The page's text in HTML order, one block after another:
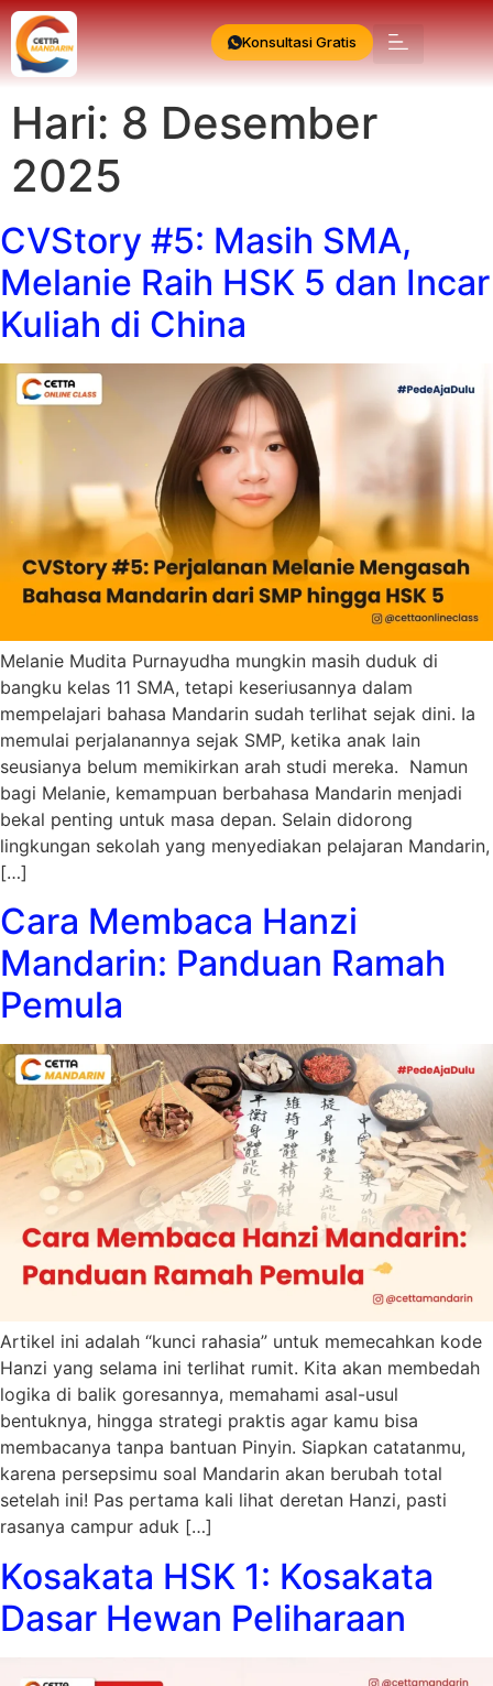
Konsultasi Gratis
Hari: 8 Desember
2025
CVStory #5: Masih SMA,
Melanie Raih HSK 5 dan Incar
Kuliah di China
Melanie Mudita Purnayudha mungkin masih duduk di
bangku kelas 11 SMA, tetapi keseriusannya dalam
mempelajari bahasa Mandarin sudah terlihat sejak dini. Ia
memulai perjalanannya sejak SMP, ketika anak lain
seusianya belum memikirkan arah studi mereka. Namun
bagi Melanie, kemampuan berbahasa Mandarin menjadi
bekal penting untuk masa depan. Selain didorong
lingkungan sekolah yang menyediakan pelajaran Mandarin,
[…]
Cara Membaca Hanzi
Mandarin: Panduan Ramah
Pemula
Artikel ini adalah “kunci rahasia” untuk memecahkan kode
Hanzi yang selama ini terlihat rumit. Kita akan membedah
logika di balik goresannya, memahami asal-usul
bentuknya, hingga strategi praktis agar kamu bisa
membacanya tanpa bantuan Pinyin. Siapkan catatanmu,
karena persepsimu soal Mandarin akan berubah total
setelah ini! Pas pertama kali lihat deretan Hanzi, pasti
rasanya campur aduk […]
Kosakata HSK 1: Kosakata
Dasar Hewan Peliharaan